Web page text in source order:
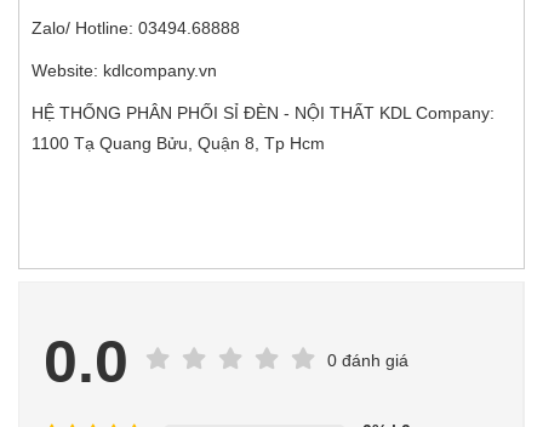
Zalo/ Hotline: 03494.68888
Website: kdlcompany.vn
HỆ THỐNG PHÂN PHỐI SỈ ĐÈN - NỘI THẤT KDL Company:
1100 Tạ Quang Bửu, Quận 8, Tp Hcm
0.0 0 đánh giá